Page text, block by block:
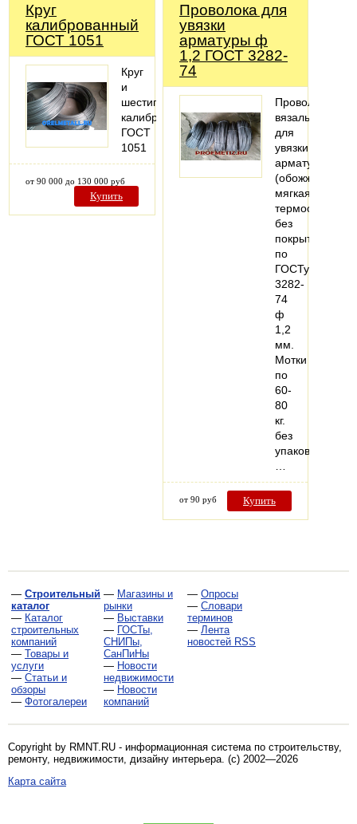
Круг
калиброванный
ГОСТ 1051
Круг
и
шестигранник
калиброванный
ГОСТ
1051
от 90 000 до 130 000 руб
Купить
Проволока для
увязки
арматуры ф
1,2 ГОСТ 3282-
74
Проволока
вязальная
для
увязки
арматуры
(обожженая,
мягкая,
без
покрытия
по
ГОСТу
3282-
74
ф
1,2
мм.
Мотки
по
60-
80
кг.
без
упаковки.
от 90 руб Купить
— Строительный
каталог
— Каталог
строительных
компаний
— Товары и
услуги
— Статьи и
обзоры
— Фотогалереи
— Магазины и
рынки
— Выставки
— ГОСТы,
СНИПы,
СанПиНы
— Новости
недвижимости
— Новости
компаний
— Опросы
— Словари
терминов
— Лента
новостей RSS
Copyright by RMNT.RU - информационная система по строительству,
ремонту, недвижимости, дизайну интерьера . (c) 2002—2026
Карта сайта